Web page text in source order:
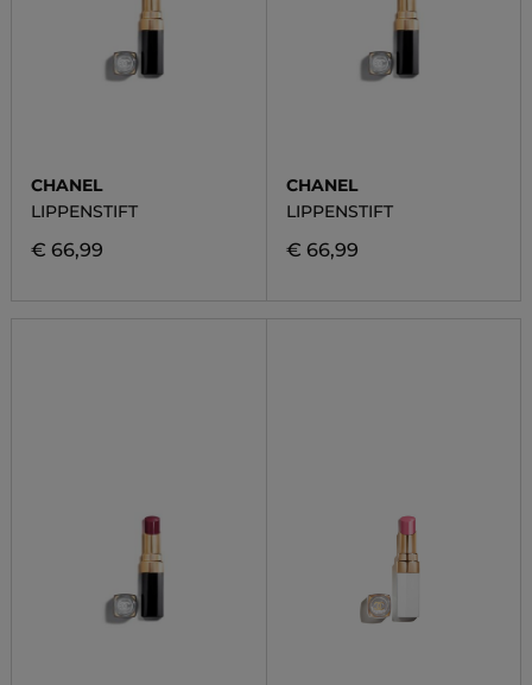
CHANEL
LIPPENSTIFT
€ 66,99
CHANEL
LIPPENSTIFT
€ 66,99